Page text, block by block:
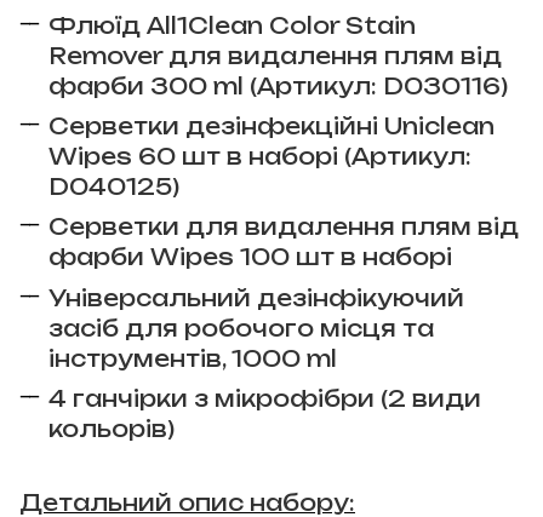
Флюїд All1Clean Color Stain
Remover для видалення плям від
фарби 300 ml (Артикул: D030116)
Серветки дезінфекційні Uniclean
Wipes 60 шт в наборі (Артикул:
D040125)
Серветки для видалення плям від
фарби Wipes 100 шт в наборі
Універсальний дезінфікуючий
засіб для робочого місця та
інструментів, 1000 ml
4 ганчірки з мікрофібри (2 види
кольорів)
Детальний опис набору: